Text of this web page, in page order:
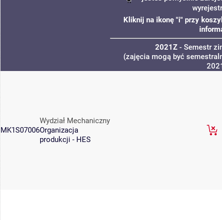
Kliknij na ikonę "i" przy
2021Z - Semestr
(zajęcia mogą być
MK1S07006
Wydział Mechaniczny
Organizacja
produkcji - HES